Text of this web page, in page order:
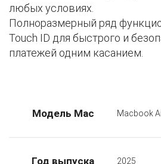
любых условиях.
Полноразмерный ряд
Touch ID для быстрого и
платежей одним касанием.
Модель Mac Macbook
Год выпуска 2025